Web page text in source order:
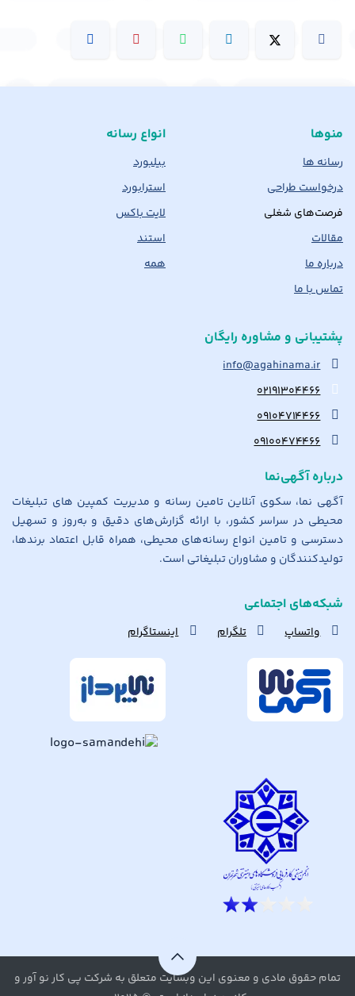
منوها
رسانه ها
درخواست طراحی
فرصت‌های شغلی
مقالات
درباره ما
تماس با ما
انواع رسانه
بیلبورد
استرابورد
لایت باکس
استند
همه
پشتیبانی و مشاوره رایگان
info@agahinama.ir
۰۲۱۹۱۳۰۴۴۶۶
۰۹۱۰۴۷۱۴۴۶۶
۰۹۱۰۰۴۷۴۴۶۶
درباره آگهی‌نما
آگهی نما، سکوی آنلاین تامین رسانه و مدیریت کمپین های تبلیغات
محیطی در سراسر کشور، با ارائه گزارش‌های دقیق و به‌روز و تسهیل
دسترسی و تامین انواع رسانه‌های محیطی، همراه قابل اعتماد برندها،
تولیدکنندگان و مشاوران تبلیغاتی است.
شبکه‌های اجتماعی
واتساپ تلگرام اینستاگرام
تمام حقوق مادی و معنوی این وبسایت متعلق به شرکت پی کار نو آور و